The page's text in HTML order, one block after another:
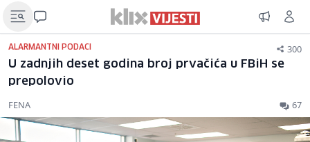
ALARMANTNI PODACI 300
U zadnjih deset godina broj prvačića u FBiH se
prepolovio
FENA 67